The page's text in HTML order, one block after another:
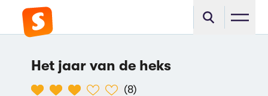
Het jaar van de heks
(8)